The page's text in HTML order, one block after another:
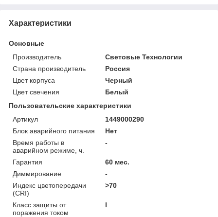
Характеристики
Основные
Производитель
Световые Технологии
Страна производитель
Россия
Цвет корпуса
Черный
Цвет свечения
Белый
Пользовательские характеристики
Артикул
1449000290
Блок аварийного питания
Нет
Время работы в
аварийном режиме, ч.
-
Гарантия
60 мес.
Диммирование
-
Индекс цветопередачи
(CRI)
>70
Класс защиты от
поражения током
I